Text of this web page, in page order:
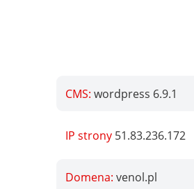
CMS:wordpress 6.9.1
IP strony 51.83.236.172
Domena:venol.pl